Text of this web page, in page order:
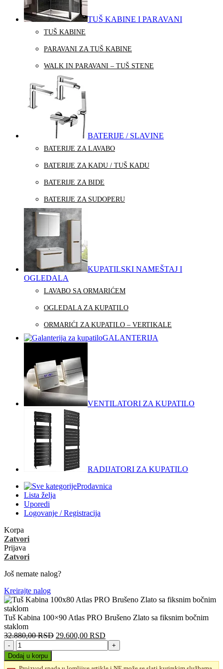
TUŠ KABINE I PARAVANI
TUŠ KABINE
PARAVANI ZA TUŠ KABINE
WALK IN PARAVANI – TUŠ STENE
BATERIJE / SLAVINE
BATERIJE ZA LAVABO
BATERIJE ZA KADU / TUŠ KADU
BATERIJE ZA BIDE
BATERIJE ZA SUDOPERU
KUPATILSKI NAMEŠTAJ I
OGLEDALA
LAVABO SA ORMARIĆEM
OGLEDALA ZA KUPATILO
ORMARIĆI ZA KUPATILO – VERTIKALE
GALANTERIJA
VENTILATORI ZA KUPATILO
RADIJATORI ZA KUPATILO
Prodavnica
Lista želja
Uporedi
Logovanje / Registracija
Korpa
Zatvori
Prijava
Zatvori
Još nemate nalog?
Kreirajte nalog
Tuš Kabina 100×90 Atlas PRO Brušeno Zlato sa fiksnim bočnim
staklom
32.880,00RSD Originalna
je
bila:
29.600,00 RSD
cena
je:
29.600,00 RSD.
Tuš
Kabina
100x90
Dodaj u korpu